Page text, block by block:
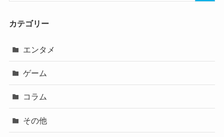
カテゴリー
エンタメ
ゲーム
コラム
その他